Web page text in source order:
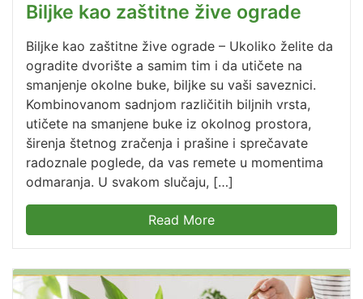
Biljke kao zaštitne žive ograde
Biljke kao zaštitne žive ograde – Ukoliko želite da
ogradite dvorište a samim tim i da utičete na
smanjenje okolne buke, biljke su vaši saveznici.
Kombinovanom sadnjom različitih biljnih vrsta,
utičete na smanjene buke iz okolnog prostora,
širenja štetnog zračenja i prašine i sprečavate
radoznale poglede, da vas remete u momentima
odmaranja. U svakom slučaju, […]
Read More